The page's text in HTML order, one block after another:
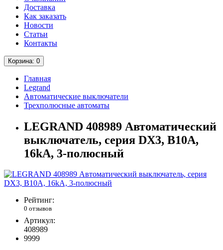
Доставка
Как заказать
Новости
Статьи
Контакты
Корзина: 0
Главная
Legrand
Автоматические выключатели
Трехполюсные автоматы
LEGRAND 408989 Автоматический
выключатель, серия DX3, B10A,
16kA, 3-полюсный
Рейтинг:
0 отзывов
Артикул:
408989
9999